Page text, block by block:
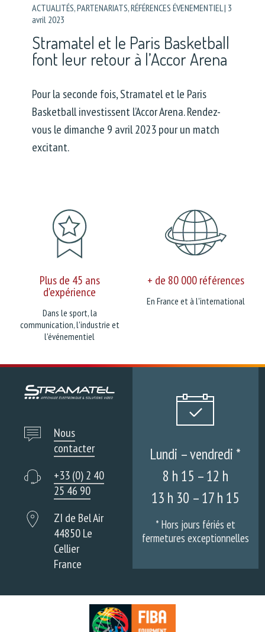
ACTUALITÉS,PARTENARIATS,RÉFÉRENCES ÉVENEMENTIEL | 3
avril 2023
Stramatel et le Paris Basketball
font leur retour à l’Accor Arena
Pour la seconde fois, Stramatel et le Paris
Basketball investissent l’Accor Arena. Rendez-
vous le dimanche 9 avril 2023 pour un match
excitant.
Plus de 45 ans
d'expérience
Dans le sport, la
communication, l'industrie et
l'événementiel
+ de 80 000 références
En France et à l'international
Nous
contacter
+33 (0) 2 40
25 46 90
ZI de Bel Air
44850 Le
Cellier
France
Lundi – vendredi *
8 h 15 – 12 h
13 h 30 – 17 h 15
* Hors jours fériés et
fermetures exceptionnelles